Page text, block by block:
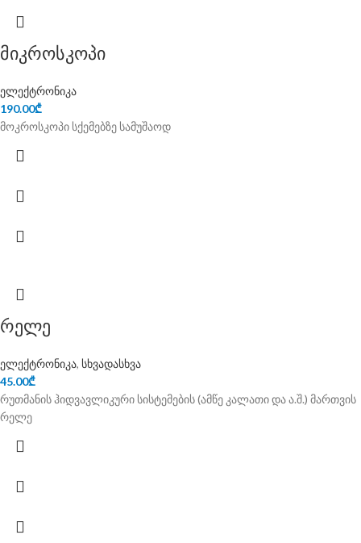
მიკროსკოპი
ელექტრონიკა
190.00₾
მოკროსკოპი სქემებზე სამუშაოდ
რელე
ელექტრონიკა, სხვადასხვა
45.00₾
რუთმანის ჰიდვავლიკური სისტემების (ამწე კალათი და ა.შ.) მართვის
რელე